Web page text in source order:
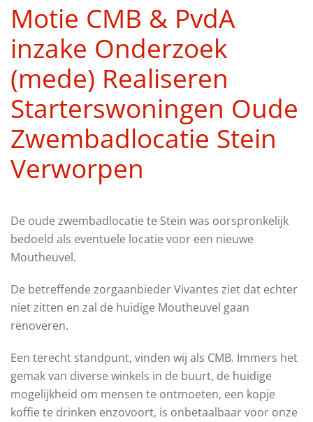
Motie CMB & PvdA
inzake Onderzoek
(mede) Realiseren
Starterswoningen Oude
Zwembadlocatie Stein
Verworpen
De oude zwembadlocatie te Stein was oorspronkelijk
bedoeld als eventuele locatie voor een nieuwe
Moutheuvel.
De betreffende zorgaanbieder Vivantes ziet dat echter
niet zitten en zal de huidige Moutheuvel gaan
renoveren.
Een terecht standpunt, vinden wij als CMB. Immers het
gemak van diverse winkels in de buurt, de huidige
mogelijkheid om mensen te ontmoeten, een kopje
koffie te drinken enzovoort, is onbetaalbaar voor onze